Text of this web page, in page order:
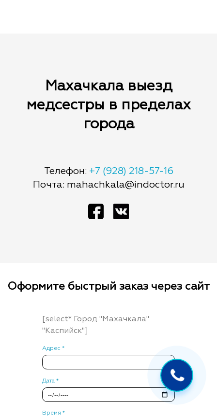
Махачкала выезд
медсестры в пределах
города
Телефон: +7 (928) 218-57-16
Почта: mahachkala@indoctor.ru
Оформите быстрый заказ через сайт
[select* Город "Махачкала"
"Каспийск"]
Адрес *
Дата *
Время *